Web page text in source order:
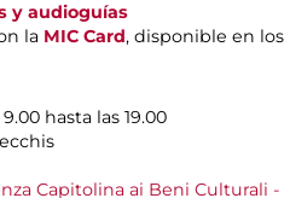
y audioguías
la MIC Card, disponible en los
hasta las 19.00
Capitolina ai Beni Culturali -